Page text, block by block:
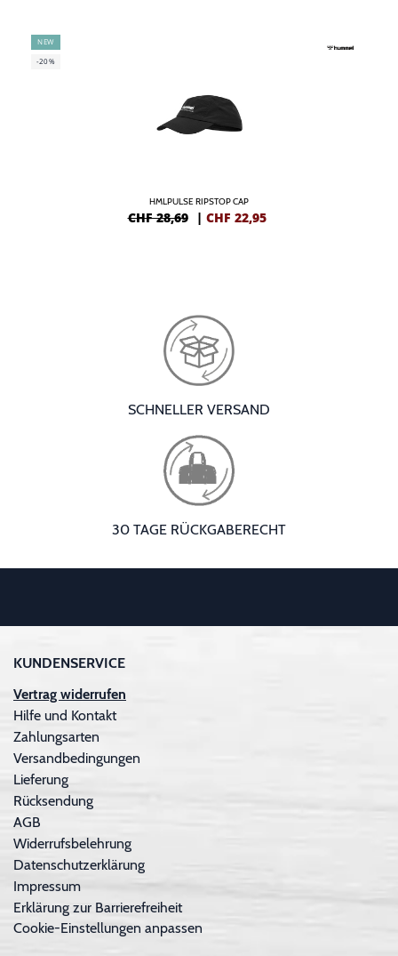
NEW
-20%
HMLPULSE RIPSTOP CAP
CHF 28,69 | CHF 22,95
SCHNELLER VERSAND
30 TAGE RÜCKGABERECHT
KUNDENSERVICE
Vertrag widerrufen
Hilfe und Kontakt
Zahlungsarten
Versandbedingungen
Lieferung
Rücksendung
AGB
Widerrufsbelehrung
Datenschutzerklärung
Impressum
Erklärung zur Barrierefreiheit
Cookie-Einstellungen anpassen